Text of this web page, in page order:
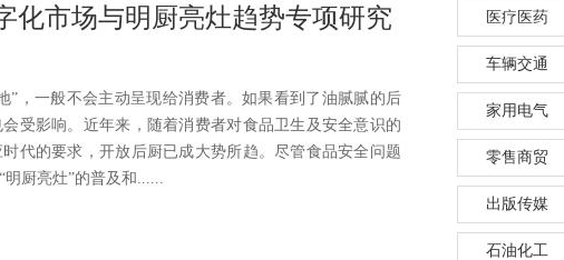
化市场与明厨亮灶趋势专项研究
”，一般不会主动呈现给消费者。如果看到了油腻腻的后
受影响。近年来，随着消费者对食品卫生及安全意识的
代的要求，开放后厨已成大势所趋。尽管食品安全问题
厨亮灶”的普及和......
医疗医药
车辆交通
家用电气
零售商贸
出版传媒
石油化工